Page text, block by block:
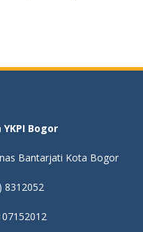
Bogor
Bantarjati Kota Bogor
8312052